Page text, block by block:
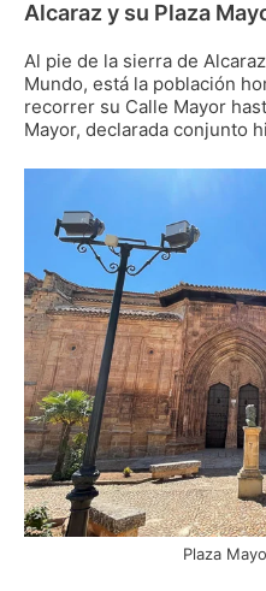
Alcaraz y su Plaza
Al pie de la sierra de
Mundo, está la población
recorrer su Calle Mayor
Mayor, declarada conjunto
Plaza